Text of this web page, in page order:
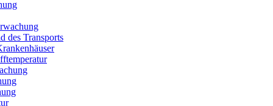
des Transports